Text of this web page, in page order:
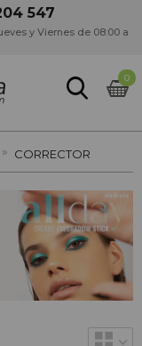
547
y Viernes de 08:00 a
0
» CORRECTOR